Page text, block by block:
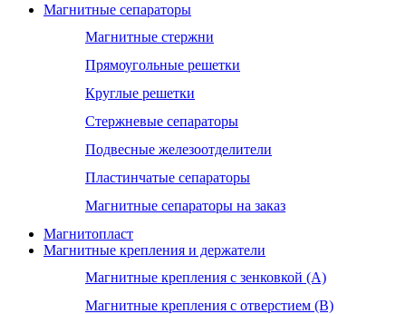
Магнитные сепараторы
Магнитные стержни
Прямоугольные решетки
Круглые решетки
Стержневые сепараторы
Подвесные железоотделители
Пластинчатые сепараторы
Магнитные сепараторы на заказ
Магнитопласт
Магнитные крепления и держатели
Магнитные крепления с зенковкой (А)
Магнитные крепления с отверстием (В)